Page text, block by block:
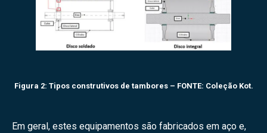
Figura 2: Tipos construtivos de tambores – FONTE: Coleção Kot.
Em geral, estes equipamentos são fabricados em aço e,